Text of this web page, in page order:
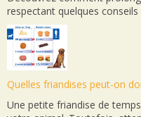
respectant quelques
Quelles friandises peut-on
Une petite friandise de